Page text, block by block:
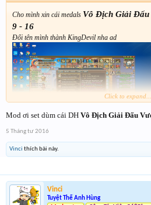
Cho mình xin cái medals Vô Địch Giải
9 - 16
Đổi tên mình thành KingDevil nha ad
Click to expand...
Mod ơi set dùm cái DH Vô Địch Giải Đấu
5 Tháng tư 2016
Vinci thích bài này.
Vinci
Tuyệt Thế Anh Hùng